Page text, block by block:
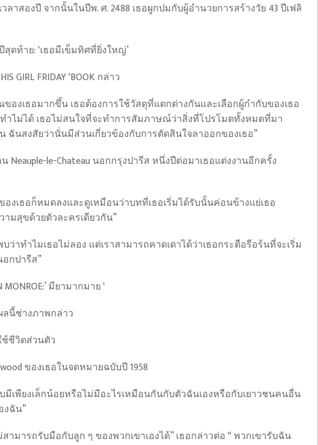
ลาสองปี จากนั้นในปีพ. ศ. 2488 เธอผูกปมกับผู้อำนวยการสร้างวัย 43 ปีเฟลิ
ดท้าย: ‘เธอมีเข็มทิศที่ยิ่งใหญ่’
GIRL FRIDAY ‘BOOK กล่าว
องเธอมากขึ้น เธอต้องการใช้วัสดุที่แตกต่างกันและเลือกผู้กำกับของเธอ
ทำไม่ได้ เธอไม่สนใจที่จะทำการสัมภาษณ์ว่าสิ่งที่โปรโมตทั้งหมดที่มา
นสงสัยว่านั่นมีส่วนเกี่ยวข้องกับการตัดสินใจลาออกของเธอ”
Neauple-le-Chateau นอกกรุงปารีส หนึ่งปีต่อมาเธอแต่งงานอีกครั้ง
งเธอก็หมดลงและดูเหมือนว่าบทที่เธอเริ่มได้รับนั้นค่อนข้างแย่เธอ
มสุขด้วยตัวละครเดียวกัน”
าทำไมเธอไม่ลอง แต่เราสามารถคาดเดาได้ว่าเธอกระตือรือร้นที่จะเริ่ม
กปารีส”
มียามากมาย ‘
ลนี้ช่างภาพกล่าว
ช้ชีวิตส่วนตัว
ของเธอในจดหมายฉบับปี 1958
มีเพียงเล็กน้อยหรือไม่มีอะไรเหมือนกันกับตัวฉันเองหรือกับเยาวชนคนอื่น
ฉัน”
มารถรับมือกับลูก ๆ ของพวกเขาเองได้” เธอกล่าวต่อ “ พวกเขารับฉัน